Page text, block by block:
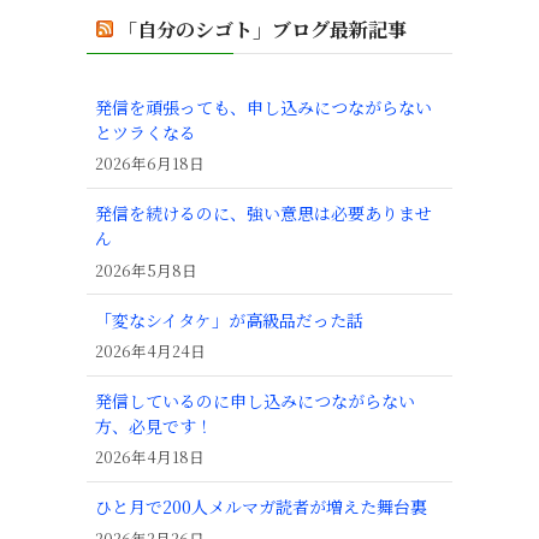
「自分のシゴト」ブログ最新記事
発信を頑張っても、申し込みにつながらない
とツラくなる
2026年6月18日
発信を続けるのに、強い意思は必要ありませ
ん
2026年5月8日
「変なシイタケ」が高級品だった話
2026年4月24日
発信しているのに申し込みにつながらない
方、必見です！
2026年4月18日
ひと月で200人メルマガ読者が増えた舞台裏